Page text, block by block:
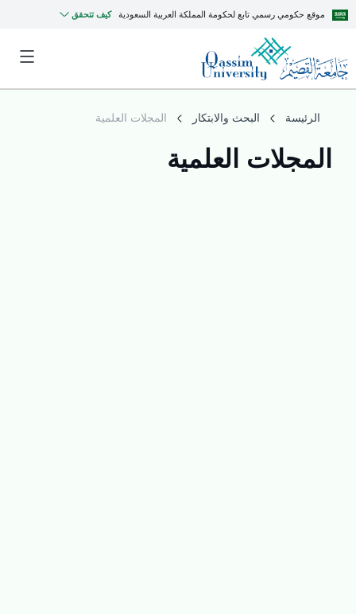
موقع حكومي رسمي تابع لحكومة المملكة العربية السعودية كيف تتحقق
الرئيسة البحث والابتكار المجلات العلمية
المجلات العلمية